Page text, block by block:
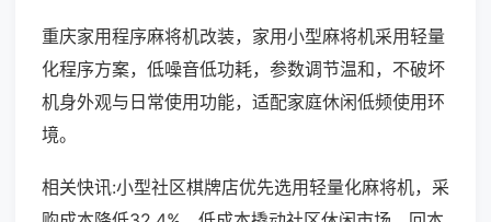
重庆家用程序麻将机改装，家用小型麻将机采用轻量
化程序方案，低噪音低功耗，参数调节温和，不破坏
机身外观与日常使用功能，适配家庭休闲低频使用环
境。
相关快讯:小型社区棋牌店优先选用轻量化麻将机，采